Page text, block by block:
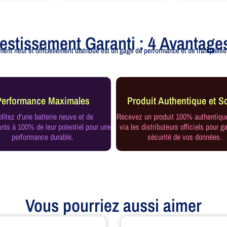
Garanti : 4
neuf et officiellement distribué est un gage de performance et de
Maximales
d'une batterie neuve et de
à 100% de leur potentiel pour une
performance durable.
Produit Authentique et
Recevez un produit 100%
via les distributeurs officiels pour
sécurité de vos données.
Vous pourriez aussi aimer